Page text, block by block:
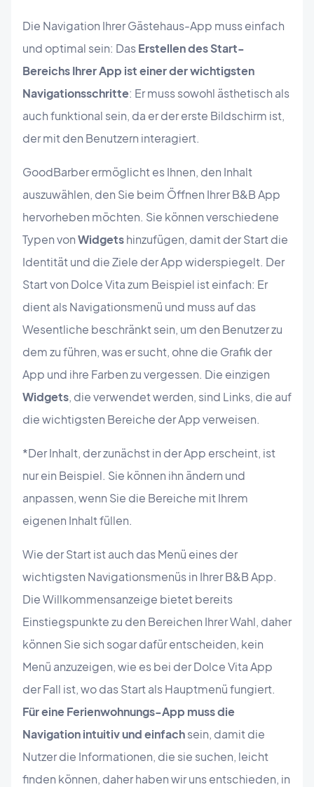
Die Navigation Ihrer Gästehaus-App muss einfach
und optimal sein: DasErstellen des Start-
Bereichs Ihrer App ist einer der wichtigsten
Navigationsschritte: Er muss sowohl ästhetisch als
auch funktional sein, da er der erste Bildschirm ist,
der mit den Benutzern interagiert.
GoodBarber ermöglicht es Ihnen, den Inhalt
auszuwählen, den Sie beim Öffnen Ihrer B&B App
hervorheben möchten. Sie können verschiedene
Typen vonWidgetshinzufügen, damit der Start die
Identität und die Ziele der App widerspiegelt. Der
Start von Dolce Vita zum Beispiel ist einfach: Er
dient als Navigationsmenü und muss auf das
Wesentliche beschränkt sein, um den Benutzer zu
dem zu führen, was er sucht, ohne die Grafik der
App und ihre Farben zu vergessen. Die einzigen
Widgets, die verwendet werden, sind Links, die auf
die wichtigsten Bereiche der App verweisen.
*Der Inhalt, der zunächst in der App erscheint, ist
nur ein Beispiel. Sie können ihn ändern und
anpassen, wenn Sie die Bereiche mit Ihrem
eigenen Inhalt füllen.
Wie der Start ist auch das Menü eines der
wichtigsten Navigationsmenüs in Ihrer B&B App.
Die Willkommensanzeige bietet bereits
Einstiegspunkte zu den Bereichen Ihrer Wahl, daher
können Sie sich sogar dafür entscheiden, kein
Menü anzuzeigen, wie es bei der Dolce Vita App
der Fall ist, wo das Start als Hauptmenü fungiert.
Für eine Ferienwohnungs-App muss die
Navigation intuitiv und einfachsein, damit die
Nutzer die Informationen, die sie suchen, leicht
finden können, daher haben wir uns entschieden, in